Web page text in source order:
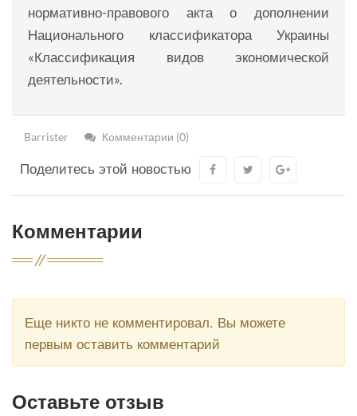
нормативно-правового акта о дополнении
Национального классификатора Украины
«Классификация видов экономической
деятельности».
Barrister Комментарии (0)
Поделитесь этой новостью
Комментарии
Еще никто не комментировал. Вы можете
первым оставить комментарий
Оставьте отзыв